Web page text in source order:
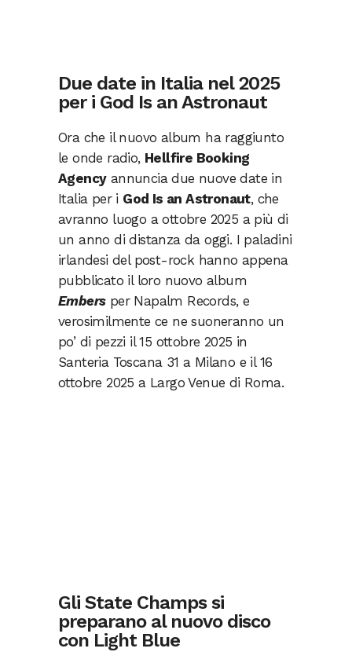
Due date in Italia nel 2025
per i God Is an Astronaut
Ora che il nuovo album ha raggiunto
le onde radio, Hellfire Booking
Agencyannuncia due nuove date in
Italia per i God Is an Astronaut, che
avranno luogo a ottobre 2025 a più di
un anno di distanza da oggi. I paladini
irlandesi del post-rock hanno appena
pubblicato il loro nuovo album
Embers per Napalm Records, e
verosimilmente ce ne suoneranno un
po’ di pezzi il 15 ottobre 2025 in
Santeria Toscana 31 a Milano e il 16
ottobre 2025 a Largo Venue di Roma.
Gli State Champs si
preparano al nuovo disco
con Light Blue